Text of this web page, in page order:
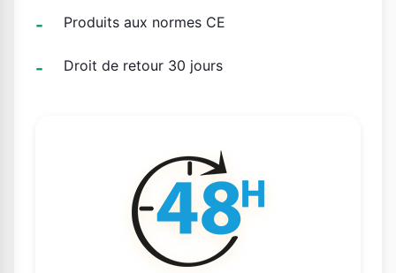
Produits aux normes CE
Droit de retour 30 jours